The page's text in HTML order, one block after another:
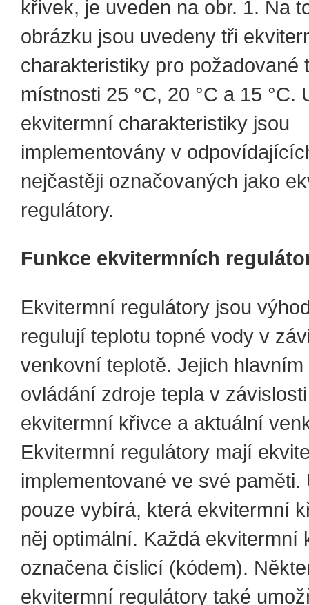
křivek, je uveden na obr. 1. Na
obrázku jsou uvedeny tři
charakteristiky pro požadované
místnosti 25 °C, 20 °C a 15 °C.
ekvitermní charakteristiky jsou
implementovány v
nejčastěji označovaných jako
regulátory.
Funkce ekvitermních
Ekvitermní regulátory jsou
regulují teplotu topné vody v
venkovní teplotě. Jejich hlavním
ovládání zdroje tepla v
ekvitermní křivce a aktuální
Ekvitermní regulátory mají
implementované ve své paměti.
pouze vybírá, která ekvitermní
něj optimální. Každá ekvitermní
označena číslicí (kódem).
ekvitermní regulátory také